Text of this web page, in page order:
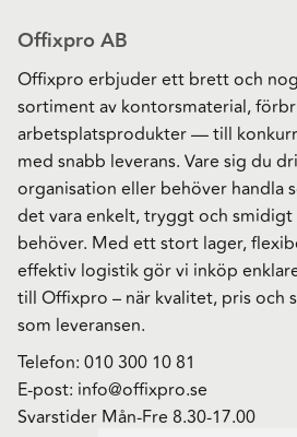
Offixpro AB
Offixpro erbjuder ett brett och
sortiment av kontorsmaterial,
arbetsplatsprodukter — till
med snabb leverans. Vare sig du
organisation eller behöver handla
det vara enkelt, tryggt och
behöver. Med ett stort lager,
effektiv logistik gör vi inköp
till Offixpro – när kvalitet, pris och
som leveransen.
Telefon: 010 300 10 81
E-post: info@offixpro.se
Svarstider Mån-Fre 8.30-17.00